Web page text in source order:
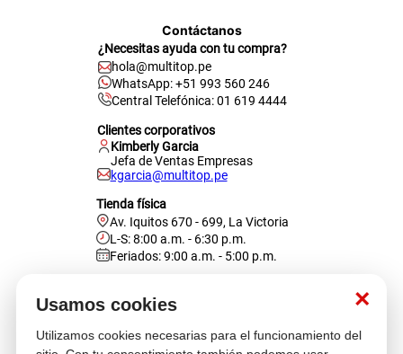
×
Usamos cookies
Utilizamos cookies necesarias para el funcionamiento del
Contáctanos
¿Necesitas ayuda con tu compra?
hola@multitop.pe
WhatsApp: +51 993 560 246
Central Telefónica: 01 619 4444
Clientes corporativos
Kimberly Garcia
Jefa de Ventas Empresas
kgarcia@multitop.pe
Tienda física
Av. Iquitos 670 - 699, La Victoria
L-S: 8:00 a.m. - 6:30 p.m.
Feriados: 9:00 a.m. - 5:00 p.m.
Atención al cliente